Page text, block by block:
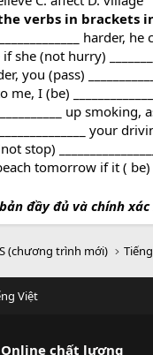
verbs in brackets
harder,
she (not hurry)
you (pass)
I (be)
up
your
stop)
tomorrow if it ( be)
đầy đủ và chính
(chương trình mới)
Việt
chất lượng